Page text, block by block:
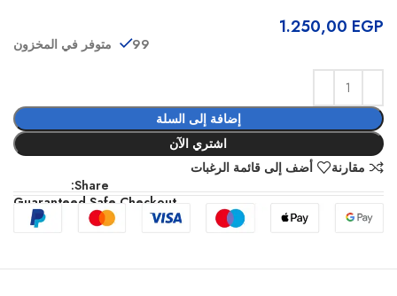
1.250,00 EGP
99 متوفر في المخزون
إضافة إلى السلة
اشتري الآن
مقارنة
أضف إلى قائمة الرغبات
Share:
Guaranteed Safe Checkout